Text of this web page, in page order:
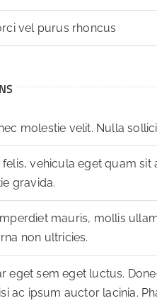
vel purus rhoncus
molestie velit. Nulla
felis, vehicula eget quam
gravida.
mauris, mollis
non ultricies.
eget sem eget luctus.
ac ipsum auctor lacinia.